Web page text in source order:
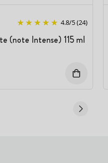
4.8/5(24)
(note Intense) 115 ml